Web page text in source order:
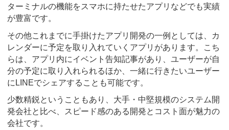
ターミナルの機能をスマホに持たせたアプリなどでも実績
が豊富です。
その他これまでに手掛けたアプリ開発の一例としては、カ
レンダーに予定を取り入れていくアプリがあります。こち
らは、アプリ内にイベント告知記事があり、ユーザーが自
分の予定に取り入れられるほか、一緒に行きたいユーザー
にLINEでシェアすることも可能です。
少数精鋭ということもあり、大手・中堅規模のシステム開
発会社と比べ、スピード感のある開発とコスト面が魅力の
会社です。